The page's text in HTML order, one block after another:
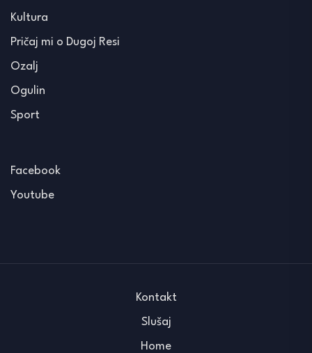
Kultura
Pričaj mi o Dugoj Resi
Ozalj
Ogulin
Sport
Facebook
Youtube
Kontakt
Slušaj
Home